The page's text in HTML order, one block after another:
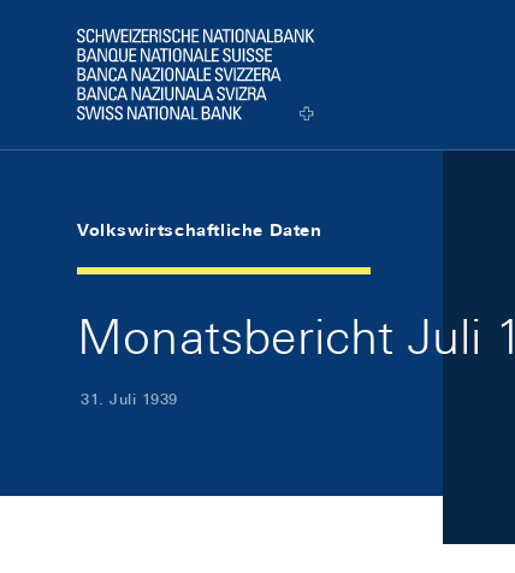
Logo
Volkswirtschaftliche Daten
Monatsbericht Juli
31. Juli 1939